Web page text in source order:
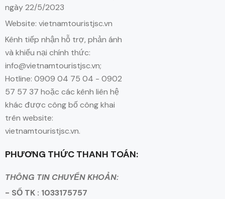
ngày 22/5/2023
Website: vietnamtouristjsc.vn
Kênh tiếp nhận hỗ trợ, phản ánh
và khiếu nại chính thức:
info@vietnamtouristjsc.vn;
Hotline: 0909 04 75 04 - 0902
57 57 37 hoặc các kênh liên hệ
khác được công bố công khai
trên website:
vietnamtouristjsc.vn.
PHƯƠNG THỨC THANH TOÁN:
THÔNG TIN CHUYỂN KHOẢN:
- SỐ TK : 1033175757